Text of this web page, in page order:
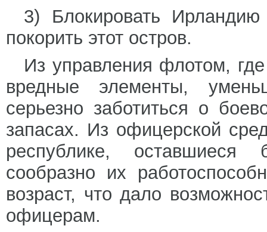
3) Блокировать
покорить этот остров.
Из управления флотом,
вредные элементы,
серьезно заботиться о
запасах. Из офицерской
республике,
сообразно их
возраст, что дало
офицерам.